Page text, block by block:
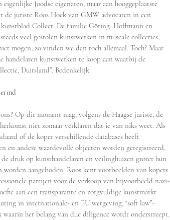
Joodse eigenaren, maar aan hooggeplaatste
de juriste Roos Hoek van GMW advocaten in een
Collect. De familie Göring, Hoffmann en
veel gestolen kunstwerken in museale collecties,
mogen, zo vinden we dan toch allemaal. Toch? Maar
handelaren kunstwerken te koop aan waarbij de
Duitsland”. Bedenkelijk...
Op dit moment mag, volgens de Haagse juriste, de
niet zomaar verklaren dat ie van niks weet. Als
of de koper verschillende databases heeft
en andere waardevolle objecten worden geregistreerd,
druk op kunsthandelaren en veilinghuizen groter hun
worden aangeboden. Roos kent voorbeelden van kopers
partijen voor de verkoop van bijvoorbeeld nazi-
aan een transparante en zorgvuldige kunstmarkt
in internationale- en EU wetgeving, “soft law”-
waarin het belang van due diligence wordt onderstreept.